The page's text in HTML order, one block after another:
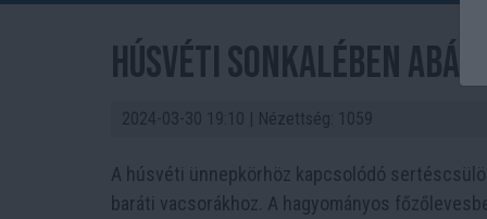
Húsvéti Sonkalében
2024-03-30 19:10 | Nézettség: 1059
A húsvéti ünnepkörhöz kapcsolódó
baráti vacsorákhoz. A hagyományos